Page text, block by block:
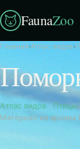
FaunaZoo
Главная›Атлас видов›
Атлас видов·Птицы
Материал из архива